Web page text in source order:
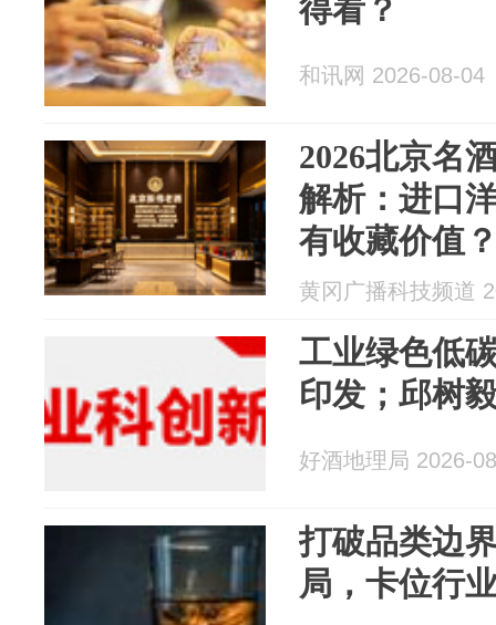
得看？
和讯网 2026-08-04
2026北京名
解析：进口
有收藏价值
家？
黄冈广播科技频道
工业绿色低
印发；邱树
好酒地理局 2026-
打破品类边
局，卡位行